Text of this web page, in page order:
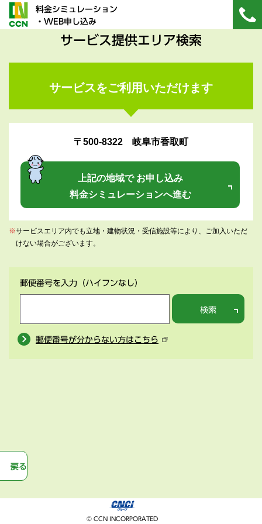
料金シミュレーション
・WEB申し込み
サービス提供エリア検索
サービスをご利用いただけます
〒500-8322 岐阜市香取町
上記の地域で お申し込み
料金シミュレーションへ進む
※サービスエリア内でも立地・建物状況・受信施設等により、ご加入いただ
けない場合がございます。
郵便番号を入力 （ハイフンなし）
検索
郵便番号が分からない方はこちら
戻る
© CCN INCORPORATED